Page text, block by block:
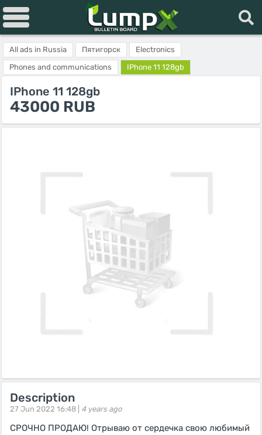
All ads in Russia Пятигорск
Electronics
Phones and communications
IPhone 11 128gb
IPhone 11 128gb
43000 RUB
Description
27 Jun 2022 16:48 | 4 years ago
СРОЧНО ПРОДАЮ! Отрываю от сердечка свою любимый